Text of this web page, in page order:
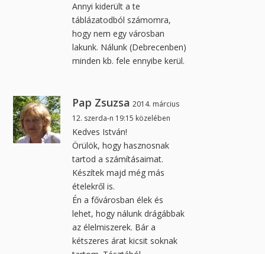
Annyi kiderült a te
táblázatodból számomra,
hogy nem egy városban
lakunk. Nálunk (Debrecenben)
minden kb. fele ennyibe kerül.
Pap Zsuzsa 2014. március
12. szerda-n 19:15 közelében
Kedves István!
Örülök, hogy hasznosnak
tartod a számításaimat.
Készítek majd még más
ételekről is.
Én a fővárosban élek és
lehet, hogy nálunk drágábbak
az élelmiszerek. Bár a
kétszeres árat kicsit soknak